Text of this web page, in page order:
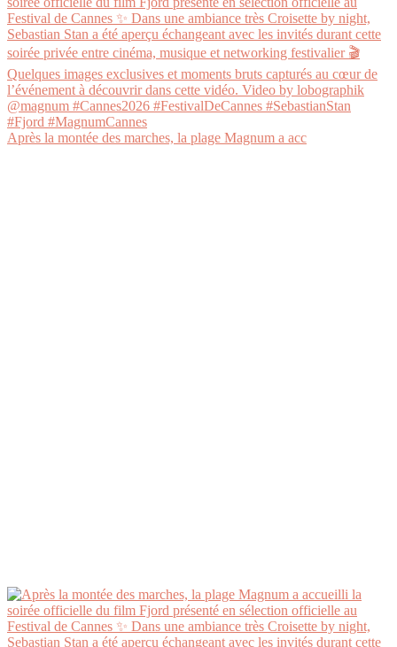
Après la montée des marches, la plage Magnum a acc